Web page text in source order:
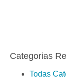
Categorias
Todas